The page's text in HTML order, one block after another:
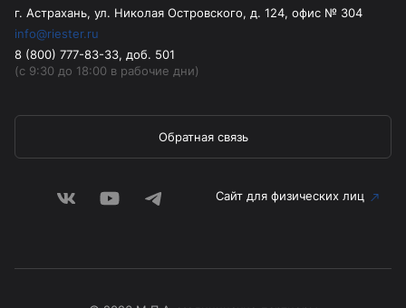
г. Астрахань, ул. Николая Островского, д. 124, офис № 304
info@riester.ru
8 (800) 777-83-33, доб. 501
(с 9:30 до 18:00 в рабочие дни)
Обратная связь
Сайт для физических лиц